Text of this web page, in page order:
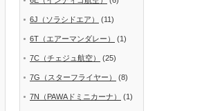
6J（ソラシドエア） (11)
6T（エアーマンダレー） (1)
7C（チェジュ航空） (25)
7G（スターフライヤー） (8)
7N（PAWAドミニカーナ） (1)